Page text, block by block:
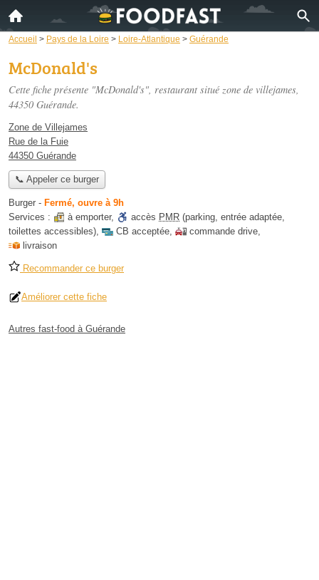
Accueil > Pays de la Loire > Loire-Atlantique > Guérande
McDonald's
Cette fiche présente "McDonald's", restaurant situé zone de villejames,
44350 Guérande.
Zone de Villejames
Rue de la Fuie
44350 Guérande
📞 Appeler ce burger
Burger - Fermé, ouvre à 9h
Services :
à emporter, accès PMR (parking, entrée adaptée,
toilettes accessibles), CB acceptée, commande drive,
livraison
Recommander ce burger
Améliorer cette fiche
Autres fast-food à Guérande